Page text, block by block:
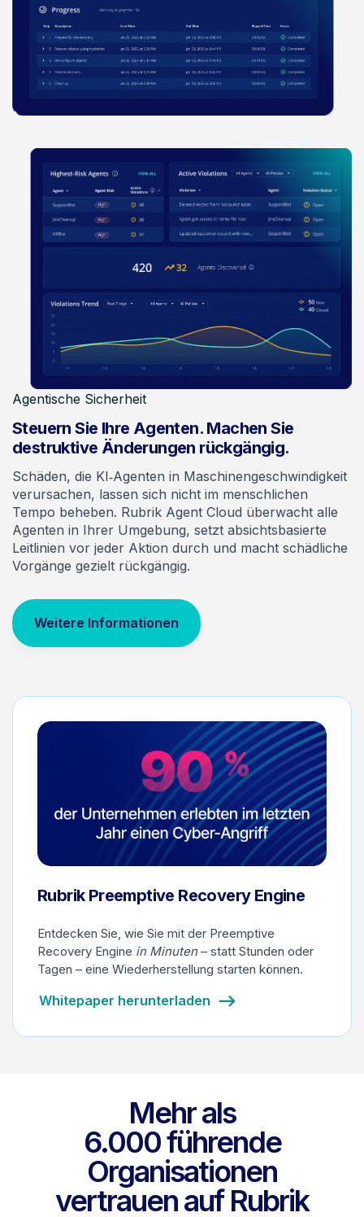
Agentische Sicherheit
Steuern Sie Ihre Agenten. Machen Sie
destruktive Änderungen rückgängig.
Schäden, die KI‑Agenten in Maschinengeschwindigkeit
verursachen, lassen sich nicht im menschlichen
Tempo beheben. Rubrik Agent Cloud überwacht alle
Agenten in Ihrer Umgebung, setzt absichtsbasierte
Leitlinien vor jeder Aktion durch und macht schädliche
Vorgänge gezielt rückgängig.
Weitere Informationen
Rubrik Preemptive Recovery Engine
Entdecken Sie, wie Sie mit der Preemptive
Recovery Engine in Minuten– statt Stunden oder
Tagen – eine Wiederherstellung starten können.
Whitepaper herunterladen
Mehr als
6.000 führende
Organisationen
vertrauen auf Rubrik